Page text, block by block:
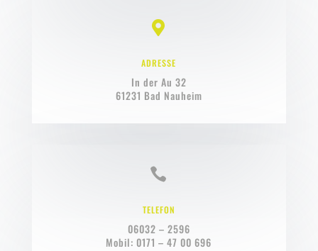

ADRESSE
In der Au 32
61231 Bad Nauheim

TELEFON
06032 – 2596
Mobil: 0171 – 47 00 696